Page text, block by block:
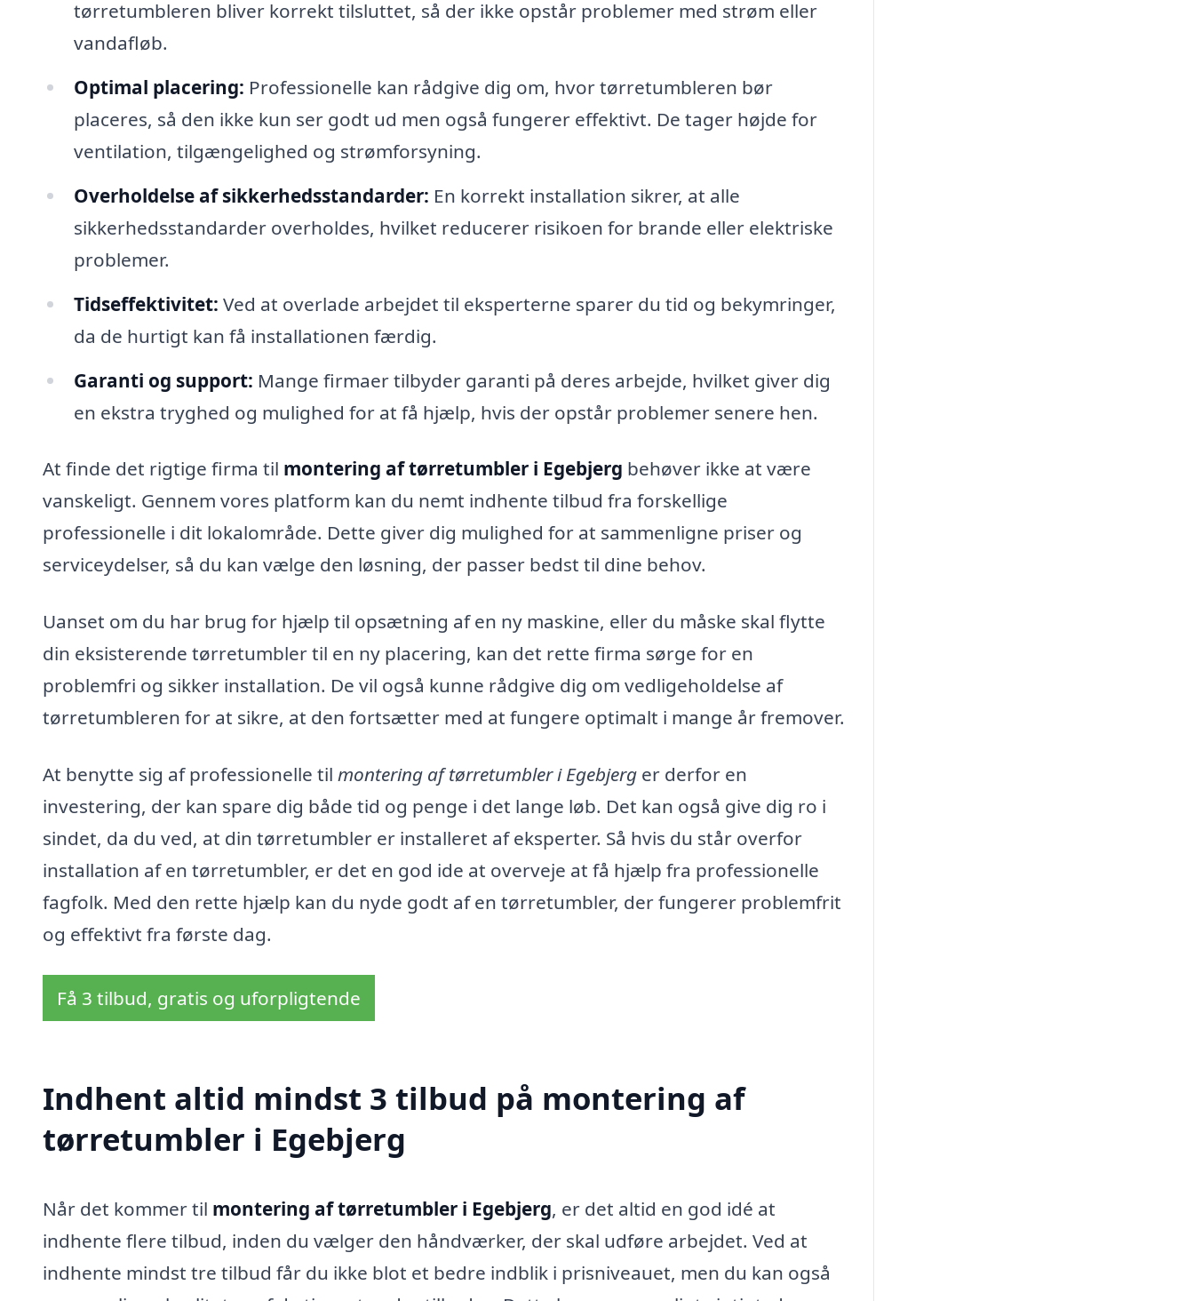
tørretumbleren bliver korrekt tilsluttet, så der ikke opstår problemer med strøm eller
vandafløb.
Optimal placering: Professionelle kan rådgive dig om, hvor tørretumbleren bør
placeres, så den ikke kun ser godt ud men også fungerer effektivt. De tager højde for
ventilation, tilgængelighed og strømforsyning.
Overholdelse af sikkerhedsstandarder: En korrekt installation sikrer, at alle
sikkerhedsstandarder overholdes, hvilket reducerer risikoen for brande eller elektriske
problemer.
Tidseffektivitet: Ved at overlade arbejdet til eksperterne sparer du tid og bekymringer,
da de hurtigt kan få installationen færdig.
Garanti og support: Mange firmaer tilbyder garanti på deres arbejde, hvilket giver dig
en ekstra tryghed og mulighed for at få hjælp, hvis der opstår problemer senere hen.
At finde det rigtige firma til montering af tørretumbler i Egebjerg behøver ikke at være
vanskeligt. Gennem vores platform kan du nemt indhente tilbud fra forskellige
professionelle i dit lokalområde. Dette giver dig mulighed for at sammenligne priser og
serviceydelser, så du kan vælge den løsning, der passer bedst til dine behov.
Uanset om du har brug for hjælp til opsætning af en ny maskine, eller du måske skal flytte
din eksisterende tørretumbler til en ny placering, kan det rette firma sørge for en
problemfri og sikker installation. De vil også kunne rådgive dig om vedligeholdelse af
tørretumbleren for at sikre, at den fortsætter med at fungere optimalt i mange år fremover.
At benytte sig af professionelle til montering af tørretumbler i Egebjerg er derfor en
investering, der kan spare dig både tid og penge i det lange løb. Det kan også give dig ro i
sindet, da du ved, at din tørretumbler er installeret af eksperter. Så hvis du står overfor
installation af en tørretumbler, er det en god ide at overveje at få hjælp fra professionelle
fagfolk. Med den rette hjælp kan du nyde godt af en tørretumbler, der fungerer problemfrit
og effektivt fra første dag.
Få 3 tilbud, gratis og uforpligtende
Indhent altid mindst 3 tilbud på montering af
tørretumbler i Egebjerg
Når det kommer til montering af tørretumbler i Egebjerg, er det altid en god idé at
indhente flere tilbud, inden du vælger den håndværker, der skal udføre arbejdet. Ved at
indhente mindst tre tilbud får du ikke blot et bedre indblik i prisniveauet, men du kan også